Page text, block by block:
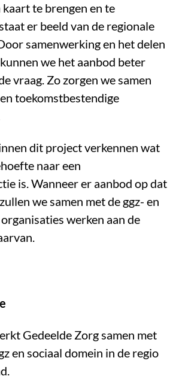
te brengen en te
er beeld van de regionale
samenwerking en het delen
we het aanbod beter
vraag. Zo zorgen we samen
toekomstbestendige
dit project verkennen wat
naar een
is. Wanneer er aanbod op dat
we samen met de ggz- en
werken aan de
Gedeelde Zorg samen met
en sociaal domein in de regio